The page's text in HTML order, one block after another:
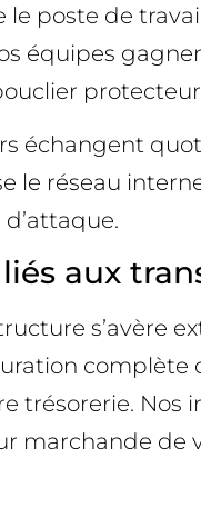
poste de
équipes
échangent
le réseau
liés aux
s’avère
complète
trésorerie. Nos
marchande